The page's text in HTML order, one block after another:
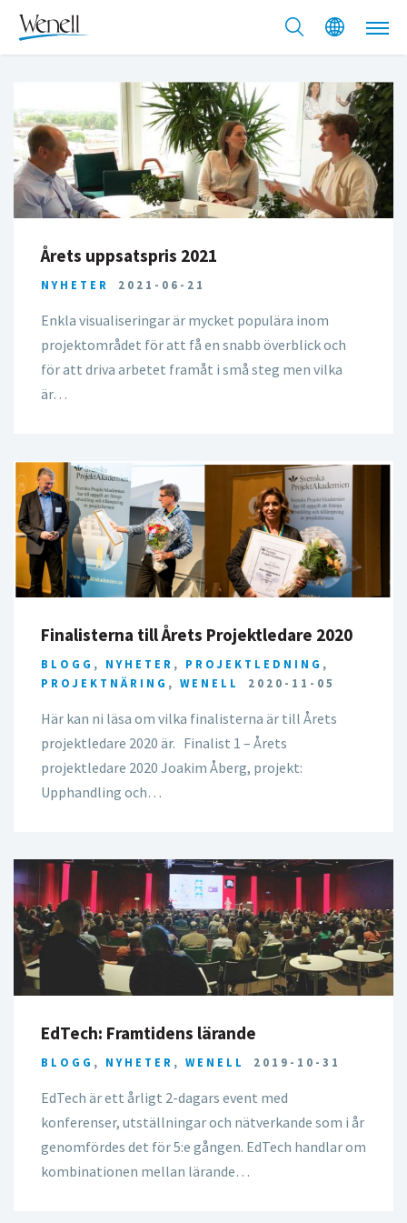
Årets uppsatspris 2021
NYHETER 2021-06-21
Enkla visualiseringar är mycket populära inom
projektområdet för att få en snabb överblick och
för att driva arbetet framåt i små steg men vilka
är…
Finalisterna till Årets Projektledare 2020
BLOGG , NYHETER , PROJEKTLEDNING ,
PROJEKTNÄRING , WENELL 2020-11-05
Här kan ni läsa om vilka finalisterna är till Årets
projektledare 2020 är. Finalist 1 – Årets
projektledare 2020 Joakim Åberg, projekt:
Upphandling och…
EdTech: Framtidens lärande
BLOGG , NYHETER , WENELL 2019-10-31
EdTech är ett årligt 2-dagars event med
konferenser, utställningar och nätverkande som i år
genomfördes det för 5:e gången. EdTech handlar om
kombinationen mellan lärande…